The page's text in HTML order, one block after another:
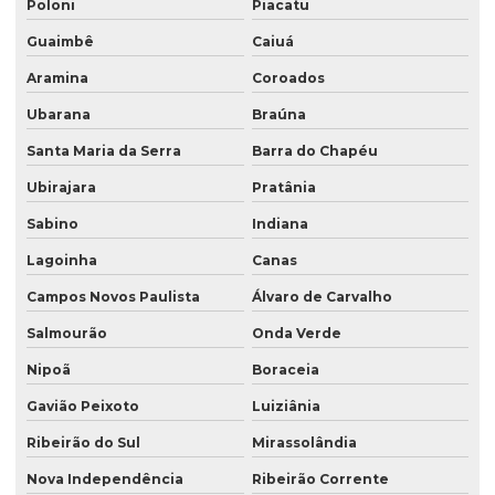
Poloni Piacatu
Guaimbê Caiuá
Aramina Coroados
Ubarana Braúna
Santa Maria da Serra Barra do Chapéu
Ubirajara Pratânia
Sabino Indiana
Lagoinha Canas
Campos Novos Paulista Álvaro de Carvalho
Salmourão Onda Verde
Nipoã Boraceia
Gavião Peixoto Luiziânia
Ribeirão do Sul Mirassolândia
Nova Independência Ribeirão Corrente